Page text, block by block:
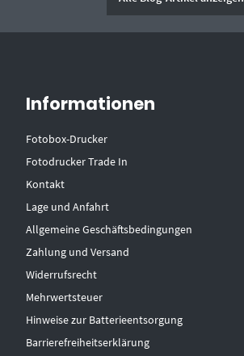
Informationen
Fotobox-Drucker
Fotodrucker Trade In
Kontakt
Lage und Anfahrt
Allgemeine Geschäftsbedingungen
Zahlung und Versand
Widerrufsrecht
Mehrwertsteuer
Hinweise zur Batterieentsorgung
Barrierefreiheitserklärung